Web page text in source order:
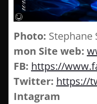
Photo: Stephane
mon Site web:
FB: https://
Twitter: https://
Intagram